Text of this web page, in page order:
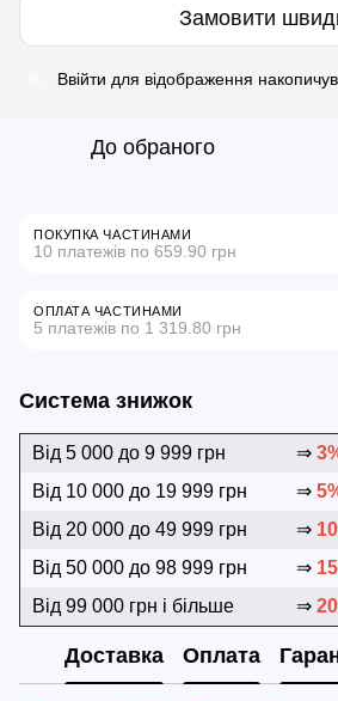
Замовити
Ввійти для відображення
До обраного
ПОКУПКА ЧАСТИНАМИ
10 платежів по 659.90 грн
ОПЛАТА ЧАСТИНАМИ
5 платежів по 1 319.80 грн
Система знижок
Від 5 000 до 9 999 грн ⇒
Від 10 000 до 19 999 грн
⇒
Від 20 000 до 49 999 грн
⇒
Від 50 000 до 98 999 грн
⇒
Від 99 000 грн і більше
⇒
Доставка Оплата